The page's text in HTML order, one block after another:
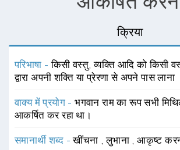
क्रिया
परिभाषा -किसी वस्तु, व्यक्ति आदि को किसी
द्वारा अपनी शक्ति या प्रेरणा से अपने पास लाना
वाक्य में प्रयोग -भगवान राम का रूप सभी
आकर्षित कर रहा था।
समानार्थी शब्द -खींचना ,लुभाना ,आकृष्ट